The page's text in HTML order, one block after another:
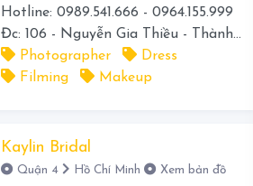
Hotline: 0989.541.666 - 0964.155.999
Đc: 106 - Nguyễn Gia Thiều - Thành...
Photographer
Dress
Filming
Makeup
Kaylin Bridal
Quận 4 Hồ Chí Minh Xem bản đồ